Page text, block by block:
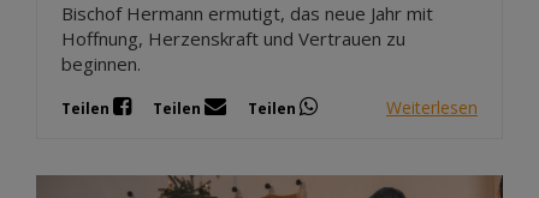
Bischof Hermann ermutigt, das neue Jahr mit
Hoffnung, Herzenskraft und Vertrauen zu
beginnen.
Teilen Teilen Teilen Weiterlesen